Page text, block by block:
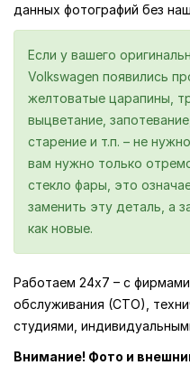
данных фотографий без
Если у вашего
Volkswagen появились
желтоватые царапины,
выцветание,
старение и т.п. – не
вам нужно только
стекло фары, это
заменить эту деталь, а
как новые.
Работаем 24х7 – с
обслуживания (СТО),
студиями,
Внимание! Фото и